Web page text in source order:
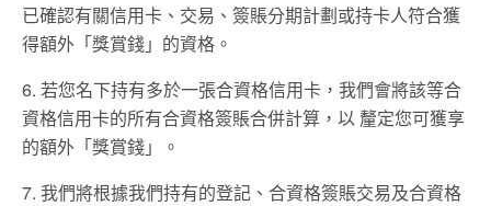
已確認有關信⽤卡、交易、簽賬分期計劃或持卡⼈符合獲
得額外「獎賞錢」的資格。
6. 若您名下持有多於⼀張合資格信⽤卡，我們會將該等合
資格信⽤卡的所有合資格簽賬合併計算，以 釐定您可獲享
的額外「獎賞錢」。
7. 我們將根據我們持有的登記、合資格簽賬交易及合資格